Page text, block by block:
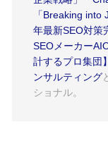
「Breaking into
年最新SEO対策
SEOメーカー
計するプロ集団】
ンサルティング
ショナル。